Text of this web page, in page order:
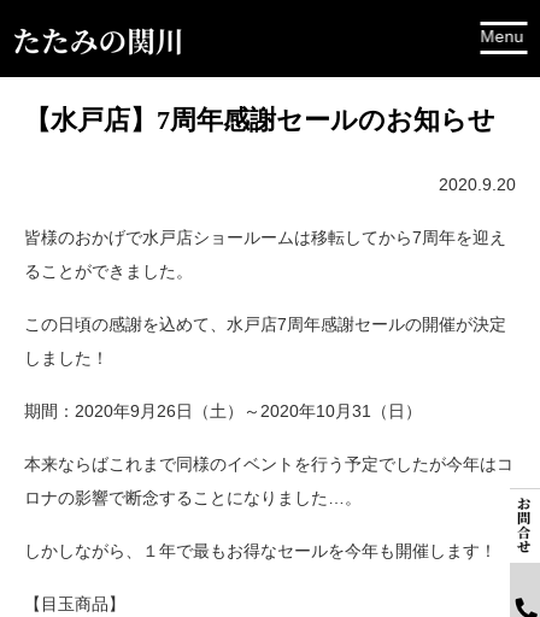
【水戸店】7周年感謝セールのお知らせ
2020.9.20
皆様のおかげで水戸店ショールームは移転してから7周年を迎え
ることができました。
この日頃の感謝を込めて、水戸店7周年感謝セールの開催が決定
しました！
期間：2020年9月26日（土）～2020年10月31（日）
本来ならばこれまで同様のイベントを行う予定でしたが今年はコ
ロナの影響で断念することになりました…。
しかしながら、１年で最もお得なセールを今年も開催します！
【目玉商品】